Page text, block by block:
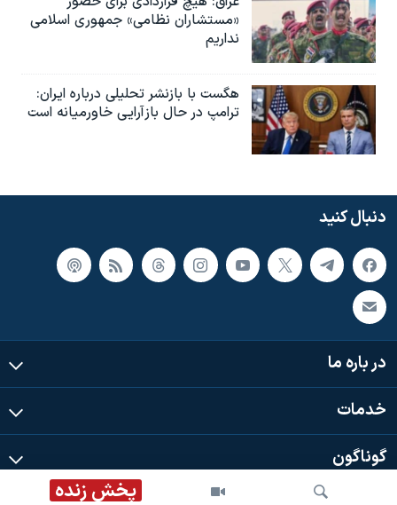
پخش زنده
«مستشاران نظامی» جمهوری اسلامی
نداریم
هگست با بازنشر تحلیلی درباره ایران:
ترامپ در حال بازآرایی خاورمیانه است
دنبال کنید
در باره ما
خدمات
گوناگون